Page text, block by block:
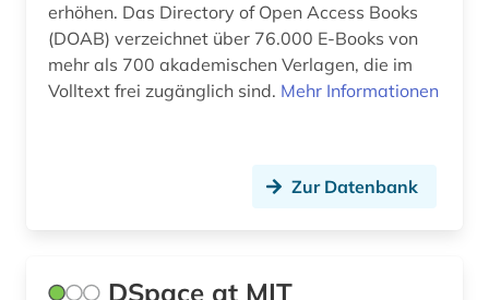
erhöhen. Das Directory of Open Access Books
(DOAB) verzeichnet über 76.000 E-Books von
mehr als 700 akademischen Verlagen, die im
Volltext frei zugänglich sind. Mehr Informationen
Zur Datenbank
DSpace at MIT